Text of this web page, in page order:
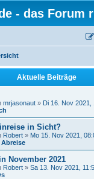
- das Forum
Aktuelle Beiträge
mrjasonaut » Di 16. Nov 2021,
in Sicht?
Robert » Mo 15. Nov 2021,
November 2021
Robert » Sa 13. Nov 2021,